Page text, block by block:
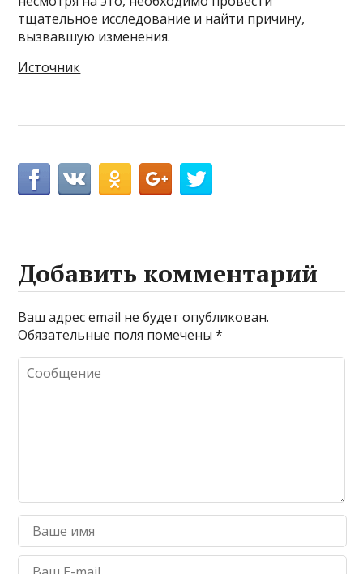
тщательное исследование и найти причину,
вызвавшую изменения.
Источник
Добавить комментарий
Ваш адрес email не будет опубликован.
Обязательные поля помечены*